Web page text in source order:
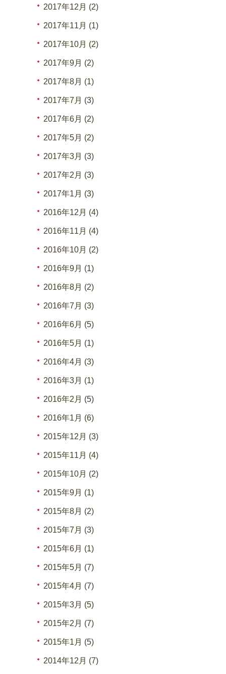
2017年12月 (2)
2017年11月 (1)
2017年10月 (2)
2017年9月 (2)
2017年8月 (1)
2017年7月 (3)
2017年6月 (2)
2017年5月 (2)
2017年3月 (3)
2017年2月 (3)
2017年1月 (3)
2016年12月 (4)
2016年11月 (4)
2016年10月 (2)
2016年9月 (1)
2016年8月 (2)
2016年7月 (3)
2016年6月 (5)
2016年5月 (1)
2016年4月 (3)
2016年3月 (1)
2016年2月 (5)
2016年1月 (6)
2015年12月 (3)
2015年11月 (4)
2015年10月 (2)
2015年9月 (1)
2015年8月 (2)
2015年7月 (3)
2015年6月 (1)
2015年5月 (7)
2015年4月 (7)
2015年3月 (5)
2015年2月 (7)
2015年1月 (5)
2014年12月 (7)